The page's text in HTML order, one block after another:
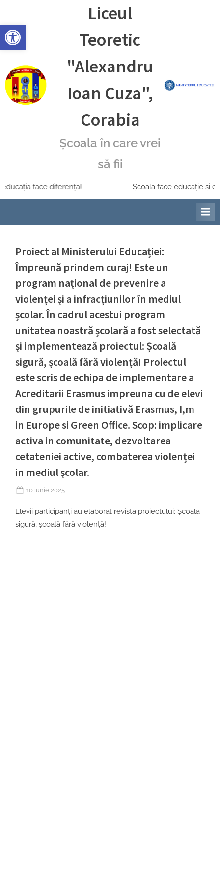
Deschide bara de unelte
content
Liceul
Teoretic
"Alexandru
Ioan Cuza",
Corabia
Școala în care vrei
să fii
face diferența! Școala face educație și
Proiect al Ministerului Educației:
Împreună prindem curaj! Este un
program național de prevenire a
violenței și a infracțiunilor în mediul
școlar. În cadrul acestui program
unitatea noastră școlară a fost selectată
și implementează proiectul: Școală
sigură, școală fără violență! Proiectul
este scris de echipa de implementare a
Acreditarii Erasmus impreuna cu de elevi
din grupurile de initiativă Erasmus, I,m
in Europe si Green Office. Scop: implicare
activa in comunitate, dezvoltarea
cetateniei active, combaterea violenței
in mediul școlar.
Posted
10 iunie 2025
Elevii participanți au elaborat revista proiectului: Școală
sigură, școală fără violență!